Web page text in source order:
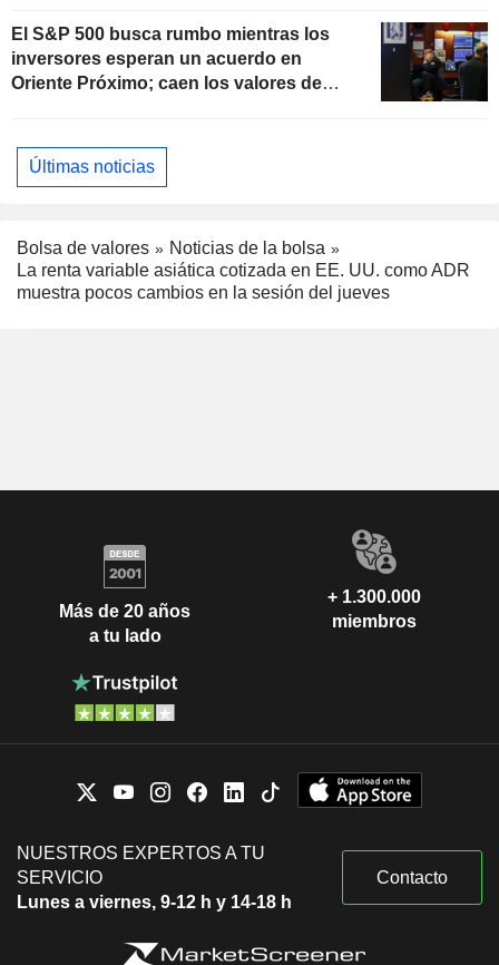
El S&P 500 busca rumbo mientras los
inversores esperan un acuerdo en
Oriente Próximo; caen los valores de
Últimas noticias
Bolsa de valores
Noticias de la bolsa
La renta variable asiática cotizada en EE. UU. como ADR
muestra pocos cambios en la sesión del jueves
Más de 20 años
a tu lado
+ 1.300.000
miembros
NUESTROS EXPERTOS A TU
SERVICIO
Lunes a viernes, 9-12 h y 14-18 h
Contacto